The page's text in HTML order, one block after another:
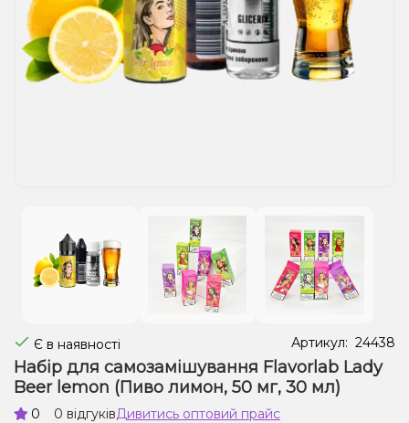
Рідини для електронних сигарет
Подарункові набори
Є в наявності Артикул: 24438
Набір для самозамішування Flavorlab Lady
Beer lemon (Пиво лимон, 50 мг, 30 мл)
0 0 відгуківДивитись оптовий прайс